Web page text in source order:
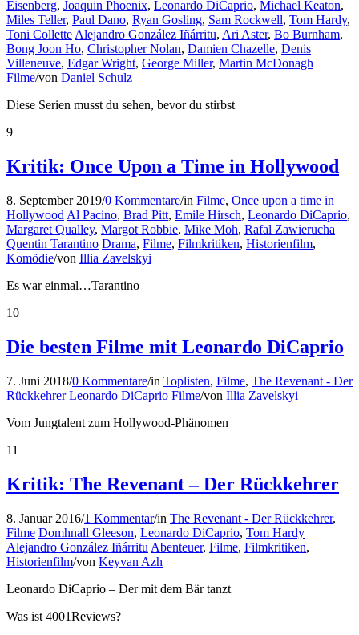
Eisenberg, Joaquin Phoenix, Leonardo DiCaprio, Michael Keaton,
Miles Teller, Paul Dano, Ryan Gosling, Sam Rockwell, Tom Hardy,
Toni Collette Alejandro González Iñárritu, Ari Aster, Bo Burnham,
Bong Joon Ho, Christopher Nolan, Damien Chazelle, Denis
Villeneuve, Edgar Wright, George Miller, Martin McDonagh
Filme/von Daniel Schulz
Diese Serien musst du sehen, bevor du stirbst
9
Kritik: Once Upon a Time in Hollywood
8. September 2019/0 Kommentare/in Filme, Once upon a time in
Hollywood Al Pacino, Brad Pitt, Emile Hirsch, Leonardo DiCaprio,
Margaret Qualley, Margot Robbie, Mike Moh, Rafal Zawierucha
Quentin Tarantino Drama, Filme, Filmkritiken, Historienfilm,
Komödie/von Illia Zavelskyi
Es war einmal…Tarantino
10
Die besten Filme mit Leonardo DiCaprio
7. Juni 2018/0 Kommentare/in Toplisten, Filme, The Revenant - Der
Rückkehrer Leonardo DiCaprio Filme/von Illia Zavelskyi
Vom Jungtalent zum Hollywood-Phänomen
11
Kritik: The Revenant – Der Rückkehrer
8. Januar 2016/1 Kommentar/in The Revenant - Der Rückkehrer,
Filme Domhnall Gleeson, Leonardo DiCaprio, Tom Hardy
Alejandro González Iñárritu Abenteuer, Filme, Filmkritiken,
Historienfilm/von Keyvan Azh
Leonardo DiCaprio – Der mit dem Bär tanzt
Was ist 4001Reviews?